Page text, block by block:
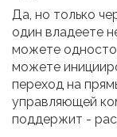
Да, но только
один владеете
можете
можете
переход на
управляющей
поддержит -